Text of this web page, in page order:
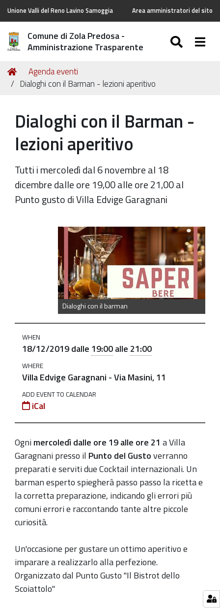
Unione Valli del Reno Lavino Samoggia Area amministratori del sito
Comune di Zola Predosa -
Amministrazione Trasparente
Tu
sei
Home
Agenda eventi
Dialoghi con il Barman - lezioni aperitivo
Dialoghi con il Barman -
lezioni aperitivo
Tutti i mercoledì dal 6 novembre al 18
dicembre dalle ore 19,00 alle ore 21,00 al
Punto gusto di Villa Edvige Garagnani
Dialoghi con il barman
https://old.comune.zolapredosa.bo.it/events/dialoghi-
12
Dialoghi
con
Barman
lezioni
aperitivo
2019-
12-
18T19:00:00+01:00
2019-
12-
18T21:00:00+01:00
Tutti
mercoledì
dal
6
novembre
WHEN
18/12/2019dalle 19:00alle 21:00
WHERE
Villa Edvige Garagnani - Via Masini, 11
ADD EVENT TO CALENDAR
iCal
Ognimercoledì dalle ore 19 alle ore 21 a Villa
Garagnani presso il Punto del Gustoverranno
preparati e serviti due Cocktail internazionali. Un
barman esperto spiegherà passo passo la ricetta e
la corretta preparazione, indicando gli errori più
comuni errori e raccontando tante altre piccole
curiosità.
Un'occasione per gustare un ottimo aperitivo e
imparare a realizzarlo alla perfezione.
Organizzato dal Punto Gusto "Il Bistrot dello
Scoiattolo"